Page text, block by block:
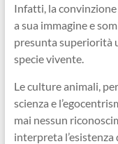
Infatti, la
a sua immagine e
presunta superiorità
specie vivente.
Le culture animali,
scienza e
mai nessun
interpreta